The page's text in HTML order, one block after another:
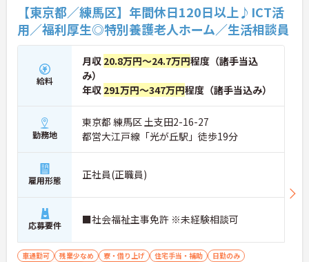
【東京都／練馬区】年間休日120日以上♪ICT活
用／福利厚生◎特別養護老人ホーム／生活相談員
給料
月収 20.8万円～24.7万円程度（諸手当込
み）
年収 291万円～347万円程度（諸手当込み）
勤務地
東京都 練馬区 土支田2-16-27
都営大江戸線「光が丘駅」徒歩19分
雇用形態 正社員(正職員)
応募要件 ■社会福祉主事免許 ※未経験相談可
車通勤可 残業少なめ 寮・借り上げ 住宅手当・補助
日勤のみ